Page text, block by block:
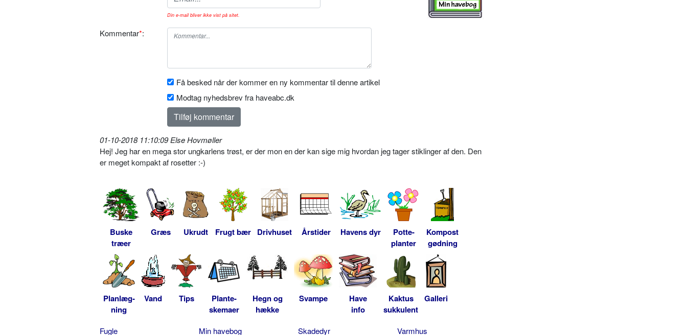
Din e-mail bliver ikke vist på sitet.
Kommentar*:
Få besked når der kommer en ny kommentar til denne artikel
Modtag nyhedsbrev fra haveabc.dk
01-10-2018 11:10:09 Else Hovmøller
Hej! Jeg har en mega stor ungkarlens trøst, er der mon en der kan sige mig hvordan jeg tager stiklinger af den. Den
er meget kompakt af rosetter :-)
Buske
træer
Græs Ukrudt Frugt bær Drivhuset Årstider Havens dyr
Potte-
planter
Kompost
gødning
Planlæg-
ning
Vand Tips
Plante-
skemaer
Hegn og
hække
Svampe
Have
info
Kaktus
sukkulent
Galleri
Fugle Min havebog Skadedyr Varmhus